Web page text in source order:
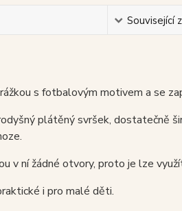
Související
s fotbalovým motivem a se
plátěný svršek, dostatečně
v ní žádné otvory, proto je lze
i pro malé děti.